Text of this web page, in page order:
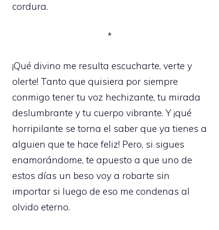
cordura.
*
¡Qué divino me resulta escucharte, verte y
olerte! Tanto que quisiera por siempre
conmigo tener tu voz hechizante, tu mirada
deslumbrante y tu cuerpo vibrante. Y ¡qué
horripilante se torna el saber que ya tienes a
alguien que te hace feliz! Pero, si sigues
enamorándome, te apuesto a que uno de
estos días un beso voy a robarte sin
importar si luego de eso me condenas al
olvido eterno.